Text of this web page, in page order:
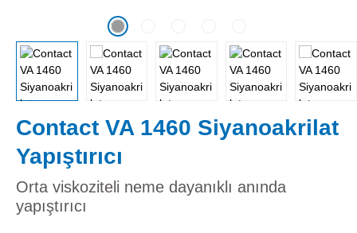
Contact VA 1460 Siyanoakrilat
Yapıştırıcı
Orta viskoziteli neme dayanıklı anında
yapıştırıcı